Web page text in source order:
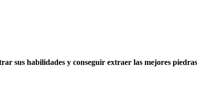
sus habilidades y conseguir extraer las mejores